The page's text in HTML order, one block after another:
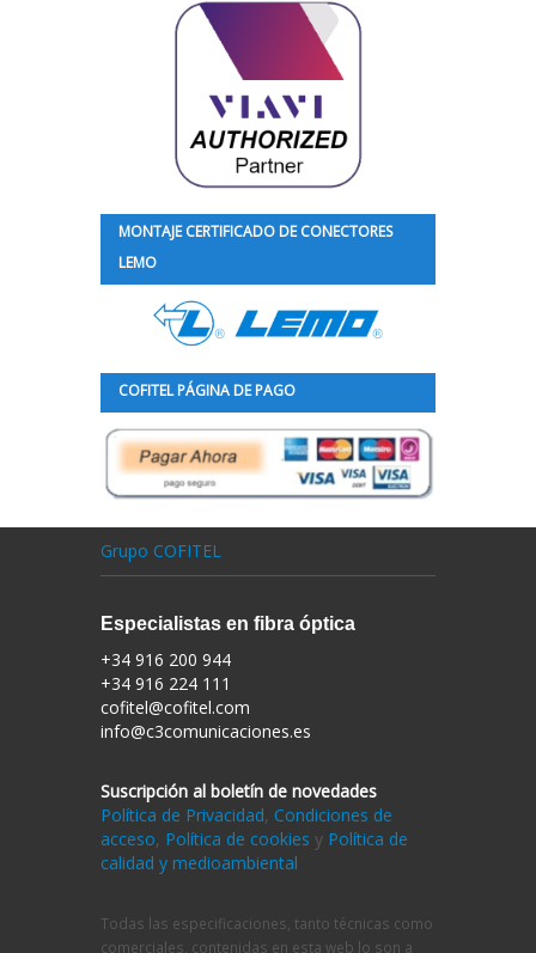
MONTAJE CERTIFICADO DE CONECTORES
LEMO
COFITEL PÁGINA DE PAGO
Grupo COFITEL
Especialistas en fibra óptica
+34 916 200 944
+34 916 224 111
cofitel@cofitel.com
info@c3comunicaciones.es
Suscripción al boletín de novedades
Política de Privacidad, Condiciones de
acceso, Política de cookies y Política de
calidad y medioambiental
Todas las especificaciones, tanto técnicas como
comerciales, contenidas en esta web lo son a